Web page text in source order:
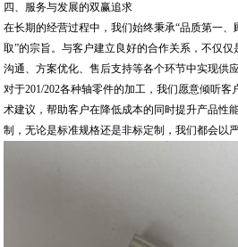
四、服务与发展的双赢追求
在长期的经营过程中，我们始终秉承“品质第一
取”的宗旨。与客户建立良好的合作关系，不仅
沟通、方案优化、售后支持等各个环节中实现供
对于201/202各种轴零件的加工，我们愿意倾听
术建议，帮助客户在降低成本的同时提升产品性
制，无论是标准规格还是非标定制，我们都会以